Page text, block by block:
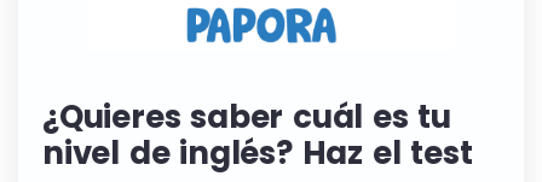
¿Quieres saber cuál es tu
nivel de inglés? Haz el test